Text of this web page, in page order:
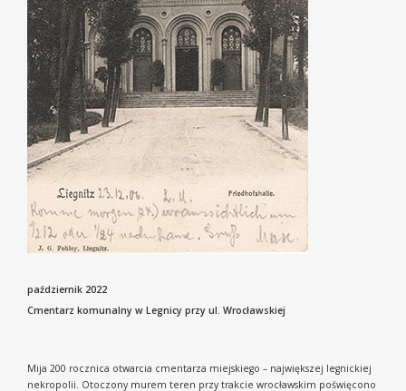
październik 2022
Cmentarz komunalny w Legnicy przy ul. Wrocławskiej
Mija 200 rocznica otwarcia cmentarza miejskiego – największej legnickiej
nekropolii. Otoczony murem teren przy trakcie wrocławskim poświęcono